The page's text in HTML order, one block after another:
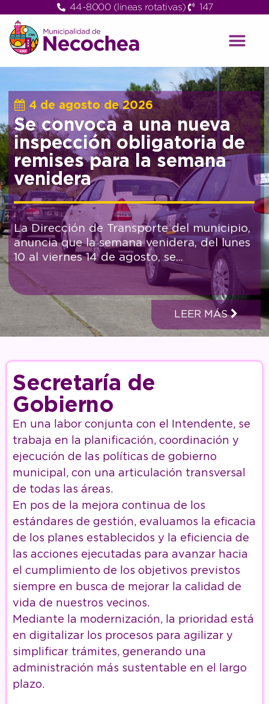
44-8000 (lineas rotativas) 147
4 de agosto de 2026
LEER MÁS
Se convoca a una nueva
inspección obligatoria de
remises para la semana
venidera
La Dirección de Transporte del municipio,
anuncia que la semana venidera, del lunes
10 al viernes 14 de agosto, se...
Secretaría de
Gobierno
En una labor conjunta con el Intendente, se
trabaja en la planificación, coordinación y
ejecución de las políticas de gobierno
municipal, con una articulación transversal
de todas las áreas.
En pos de la mejora continua de los
estándares de gestión, evaluamos la eficacia
de los planes establecidos y la eficiencia de
las acciones ejecutadas para avanzar hacia
el cumplimiento de los objetivos previstos
siempre en busca de mejorar la calidad de
vida de nuestros vecinos.
Mediante la modernización, la prioridad está
en digitalizar los procesos para agilizar y
simplificar trámites, generando una
administración más sustentable en el largo
plazo.